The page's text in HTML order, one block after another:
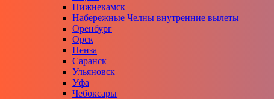
Нижнекамск
Набережные Челны внутренние вылеты
Оренбург
Орск
Пенза
Саранск
Ульяновск
Уфа
Чебоксары